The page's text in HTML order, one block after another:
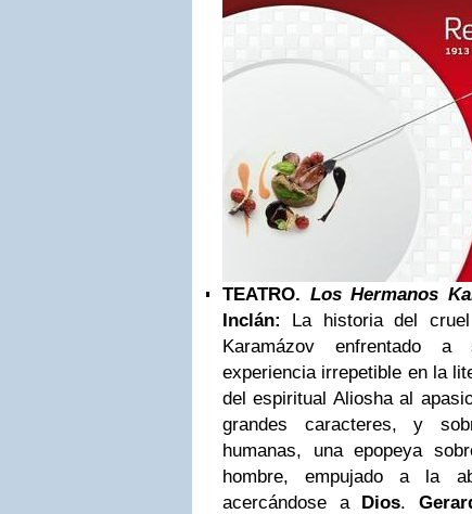
TEATRO. Los Hermanos
Inclán:
La historia del
Karamázov enfrentado
experiencia irrepetible en la
del espiritual Aliosha al
grandes caracteres, y
humanas, una epopeya
hombre, empujado a la
acercándose a Dios.